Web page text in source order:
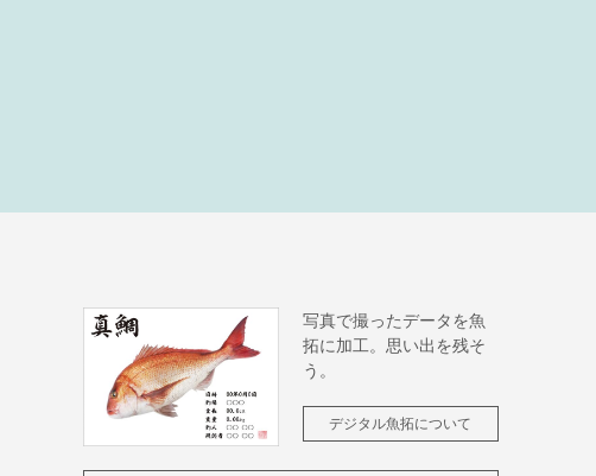
写真で撮ったデータを魚
拓に加工。思い出を残そ
う。
デジタル魚拓について